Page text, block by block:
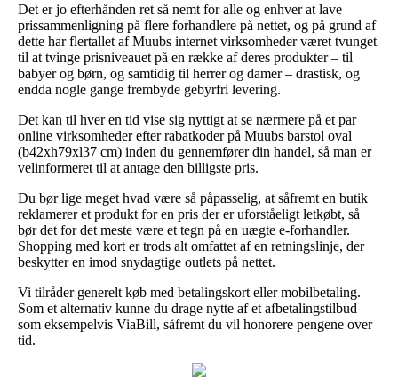
Det er jo efterhånden ret så nemt for alle og enhver at lave
prissammenligning på flere forhandlere på nettet, og på grund af
dette har flertallet af Muubs internet virksomheder været tvunget
til at tvinge prisniveauet på en række af deres produkter – til
babyer og børn, og samtidig til herrer og damer – drastisk, og
endda nogle gange frembyde gebyrfri levering.
Det kan til hver en tid vise sig nyttigt at se nærmere på et par
online virksomheder efter rabatkoder på Muubs barstol oval
(b42xh79xl37 cm) inden du gennemfører din handel, så man er
velinformeret til at antage den billigste pris.
Du bør lige meget hvad være så påpasselig, at såfremt en butik
reklamerer et produkt for en pris der er uforståeligt letkøbt, så
bør det for det meste være et tegn på en uægte e-forhandler.
Shopping med kort er trods alt omfattet af en retningslinje, der
beskytter en imod snydagtige outlets på nettet.
Vi tilråder generelt køb med betalingskort eller mobilbetaling.
Som et alternativ kunne du drage nytte af et afbetalingstilbud
som eksempelvis ViaBill, såfremt du vil honorere pengene over
tid.